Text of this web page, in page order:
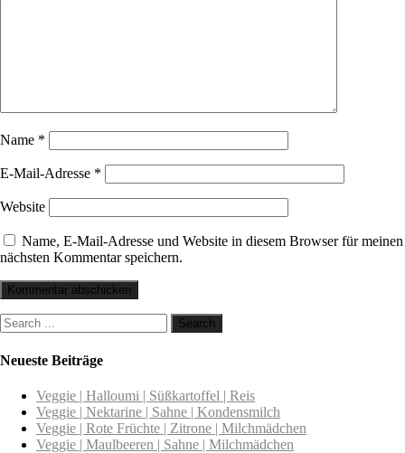
Name *
E-Mail-Adresse *
Website
Name, E-Mail-Adresse und Website in diesem Browser für meinen
nächsten Kommentar speichern.
Neueste Beiträge
Veggie | Halloumi | Süßkartoffel | Reis
Veggie | Nektarine | Sahne | Kondensmilch
Veggie | Rote Früchte | Zitrone | Milchmädchen
Veggie | Maulbeeren | Sahne | Milchmädchen